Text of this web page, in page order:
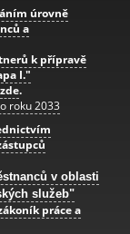
úrovně
a
k přípravě
I."
zde.
roku 2033
v oblasti
služeb"
práce a